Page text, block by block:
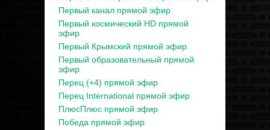
Первый канал прямой эфир
Первый космический HD прямой
эфир
Первый Крымский прямой эфир
Первый образовательный прямой
эфир
Перец (+4) прямой эфир
Перец International прямой эфир
ПлюсПлюс прямой эфир
Победа прямой эфир